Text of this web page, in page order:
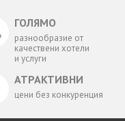
ГОЛЯМО
разнообразие от
качествени хотели
и услуги
АТРАКТИВНИ
цени без конкуренция